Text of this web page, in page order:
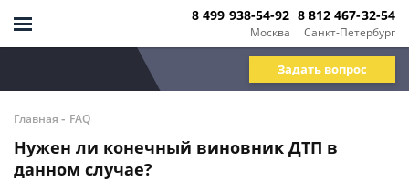
Москва
8 499 938-54-92
Санкт-Петербург
8 812 467-32-54
Задать вопрос
Главная - FAQ
Нужен ли конечный виновник ДТП в
данном случае?